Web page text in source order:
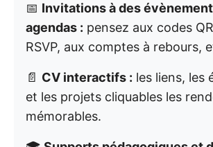
📅 Invitations à des
agendas : pensez aux codes
RSVP, aux comptes à rebours,
📄 CV interactifs : les liens, les
et les projets cliquables les
mémorables.